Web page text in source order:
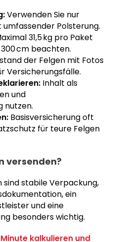
Verwenden Sie nur
Polsterung.
31,5 kg pro Paket
cm beachten.
der Felgen mit Fotos
Versicherungsfälle.
Inhalt als
und
nutzen.
Basisversicherung oft
für teure Felgen
versenden?
sind stabile Verpackung,
ein
und eine
besonders wichtig.
kalkulieren und